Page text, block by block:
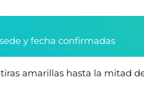
y fecha confirmadas
amarillas hasta la mitad